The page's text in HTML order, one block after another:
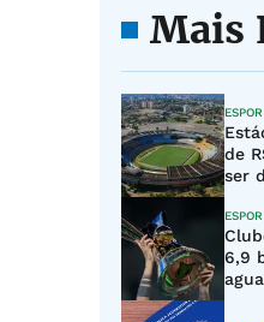
Mais
de
ser
6,9